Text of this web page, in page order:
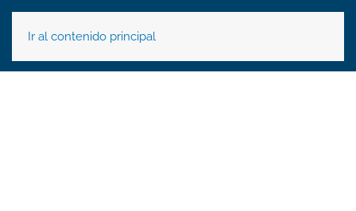
Ir al contenido principal